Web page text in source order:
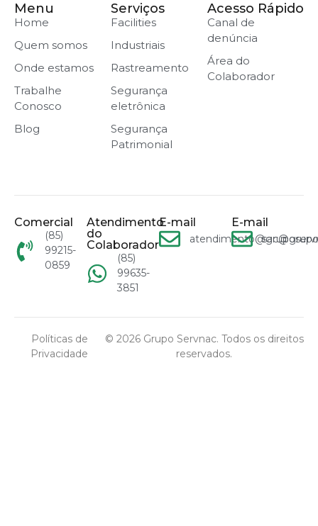
Menu
Home
Quem somos
Onde estamos
Trabalhe
Conosco
Blog
Serviços
Facilities
Industriais
Rastreamento
Segurança
eletrônica
Segurança
Patrimonial
Acesso Rápido
Canal de
denúncia
Área do
Colaborador
Comercial
(85)
99215-
0859
Atendimento
do
Colaborador
(85)
99635-
3851
E-mail E-mail
© 2026 Grupo Servnac. Todos os direitos
reservados.
Políticas de
Privacidade